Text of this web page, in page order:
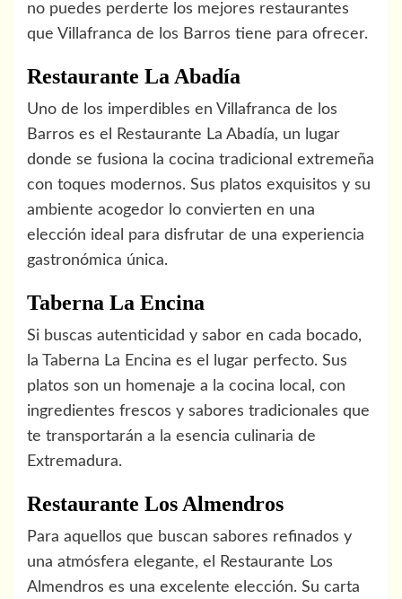
no puedes perderte los mejores restaurantes
que Villafranca de los Barros tiene para ofrecer.
Restaurante La Abadía
Uno de los imperdibles en Villafranca de los
Barros es el Restaurante La Abadía, un lugar
donde se fusiona la cocina tradicional extremeña
con toques modernos. Sus platos exquisitos y su
ambiente acogedor lo convierten en una
elección ideal para disfrutar de una experiencia
gastronómica única.
Taberna La Encina
Si buscas autenticidad y sabor en cada bocado,
la Taberna La Encina es el lugar perfecto. Sus
platos son un homenaje a la cocina local, con
ingredientes frescos y sabores tradicionales que
te transportarán a la esencia culinaria de
Extremadura.
Restaurante Los Almendros
Para aquellos que buscan sabores refinados y
una atmósfera elegante, el Restaurante Los
Almendros es una excelente elección. Su carta